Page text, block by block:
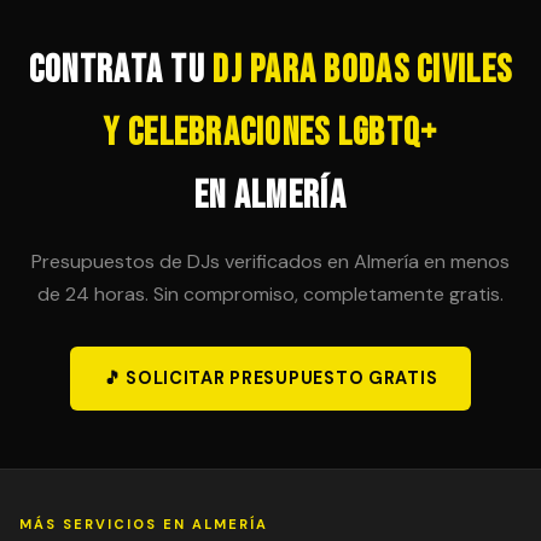
de última hora.
Contrata tu DJ para Bodas Civiles
y Celebraciones LGBTQ+
en Almería
Presupuestos de DJs verificados en Almería en menos
de 24 horas. Sin compromiso, completamente gratis.
🎵 SOLICITAR PRESUPUESTO GRATIS
MÁS SERVICIOS EN ALMERÍA